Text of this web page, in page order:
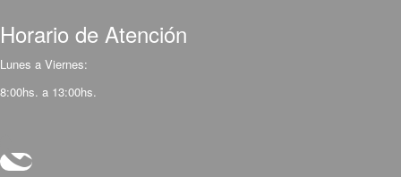
Horario de Atención
Lunes a Viernes:
8:00hs. a 13:00hs.